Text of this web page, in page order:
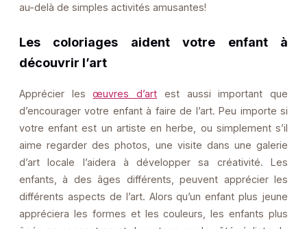
au-delà de simples activités amusantes!
Les coloriages aident votre enfant à
découvrir l’art
Apprécier lesœuvres d’art est aussi important que
d’encourager votre enfant à faire de l’art. Peu importe si
votre enfant est un artiste en herbe, ou simplement s’il
aime regarder des photos, une visite dans une galerie
d’art locale l’aidera à développer sa créativité. Les
enfants, à des âges différents, peuvent apprécier les
différents aspects de l’art. Alors qu’un enfant plus jeune
appréciera les formes et les couleurs, les enfants plus